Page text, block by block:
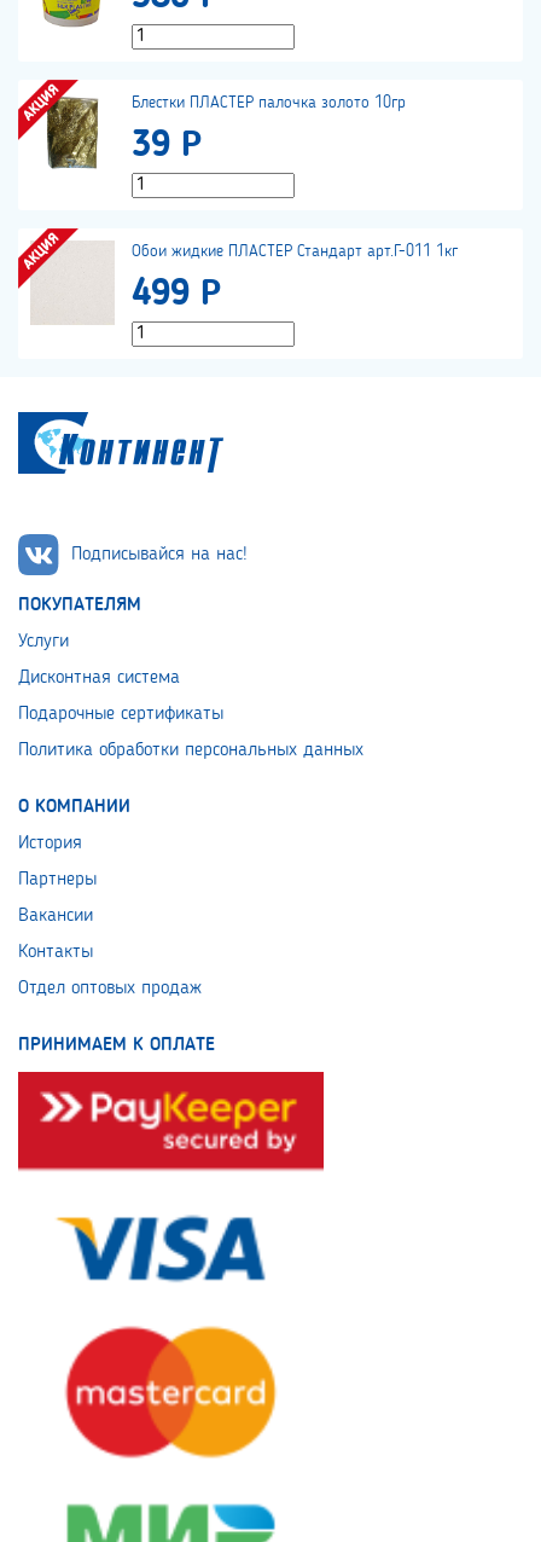
Блестки ПЛАСТЕР палочка золото 10гр
39 Р
Обои жидкие ПЛАСТЕР Стандарт арт.Г-011 1кг
499 Р
Подписывайся на нас!
ПОКУПАТЕЛЯМ
Услуги
Дисконтная система
Подарочные сертификаты
Политика обработки персональных данных
О КОМПАНИИ
История
Партнеры
Вакансии
Контакты
Отдел оптовых продаж
ПРИНИМАЕМ К ОПЛАТЕ